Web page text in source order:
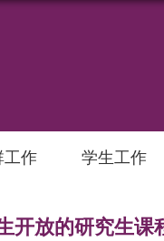
工作 学生工作
开放的研究生课